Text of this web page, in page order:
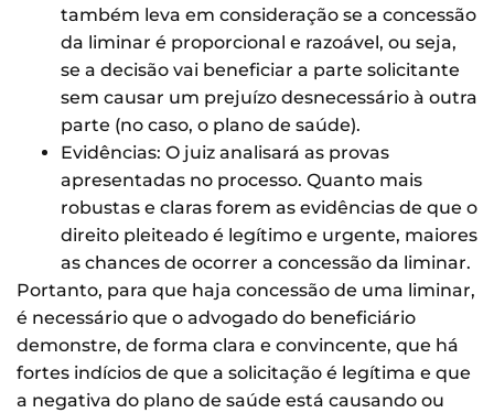
também leva em consideração se a concessão
da liminar é proporcional e razoável, ou seja,
se a decisão vai beneficiar a parte solicitante
sem causar um prejuízo desnecessário à outra
parte (no caso, o plano de saúde).
Evidências: O juiz analisará as provas
apresentadas no processo. Quanto mais
robustas e claras forem as evidências de que o
direito pleiteado é legítimo e urgente, maiores
as chances de ocorrer a concessão da liminar.
Portanto, para que haja concessão de uma liminar,
é necessário que o advogado do beneficiário
demonstre, de forma clara e convincente, que há
fortes indícios de que a solicitação é legítima e que
a negativa do plano de saúde está causando ou